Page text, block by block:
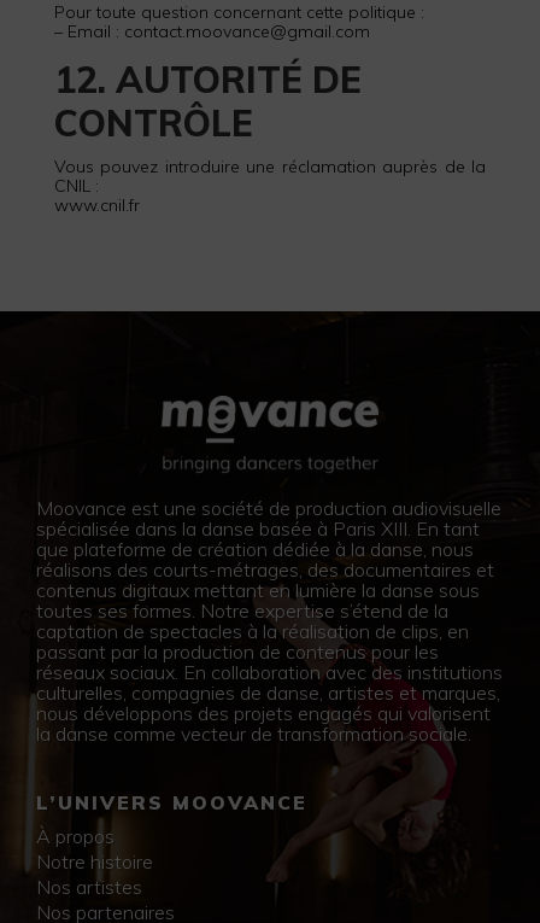
Pour toute question concernant cette politique :
– Email : contact.moovance@gmail.com
12. AUTORITÉ DE
CONTRÔLE
Vous pouvez introduire une réclamation auprès de la
CNIL :
www.cnil.fr
Moovance est une société de production audiovisuelle
spécialisée dans la danse basée à Paris XIII. En tant
que plateforme de création dédiée à la danse, nous
réalisons des courts-métrages, des documentaires et
contenus digitaux mettant en lumière la danse sous
toutes ses formes. Notre expertise s’étend de la
captation de spectacles à la réalisation de clips, en
passant par la production de contenus pour les
réseaux sociaux. En collaboration avec des institutions
culturelles, compagnies de danse, artistes et marques,
nous développons des projets engagés qui valorisent
la danse comme vecteur de transformation sociale.
L’UNIVERS MOOVANCE
À propos
Notre histoire
Nos artistes
Nos partenaires